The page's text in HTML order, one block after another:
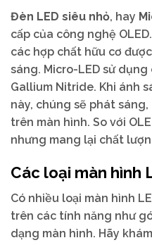
Đèn LED siêu nhỏ, hay
cấp của công nghệ
các hợp chất hữu cơ
sáng. Micro-LED sử
Gallium Nitride. Khi ánh
này, chúng sẽ phát
trên màn hình. So với
nhưng mang lại chất
Các loại màn hình
Có nhiều loại màn hình
trên các tính năng như
dạng màn hình. Hãy